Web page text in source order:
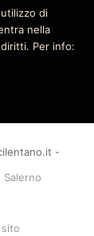
di
nella
Per info:
-
Salerno